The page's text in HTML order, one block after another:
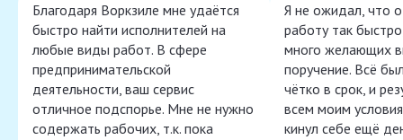
Благодаря Воркзиле мне удаётся
быстро найти исполнителей на
любые виды работ. В сфере
предпринимательской
деятельности, ваш сервис
отличное подспорье. Мне не нужно
содержать рабочих, т.к. пока
Я не ожидал, что
работу так
много желающих
поручение. Всё
чётко в срок, и
всем моим
кинул себе ещё